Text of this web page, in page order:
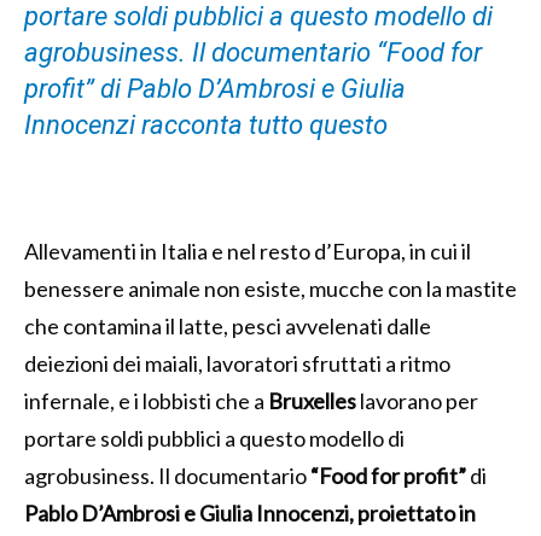
portare soldi pubblici a questo modello di
agrobusiness. Il documentario “Food for
profit” di Pablo D’Ambrosi e Giulia
Innocenzi racconta tutto questo
Allevamenti in Italia e nel resto d’Europa, in cui il
benessere animale non esiste, mucche con la mastite
che contamina il latte, pesci avvelenati dalle
deiezioni dei maiali, lavoratori sfruttati a ritmo
infernale, e i lobbisti che a Bruxelleslavorano per
portare soldi pubblici a questo modello di
agrobusiness. Il documentario“Food for profit”di
Pablo D’Ambrosi e Giulia Innocenzi,proiettato in